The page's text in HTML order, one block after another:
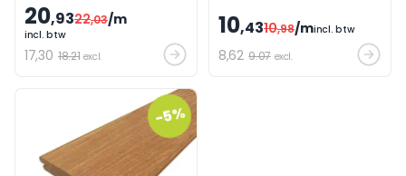
20,9322,03/m
incl. btw
17,30 18.21 excl.
uitzonderlijke kwaliteiten en
elegante uitstraling, is deze
houtsoort ideaal voor jouw
terras.
10,4310,98/mincl. btw
8,62 9.07 excl.
-5%